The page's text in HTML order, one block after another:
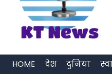
HOME देश दुनिया